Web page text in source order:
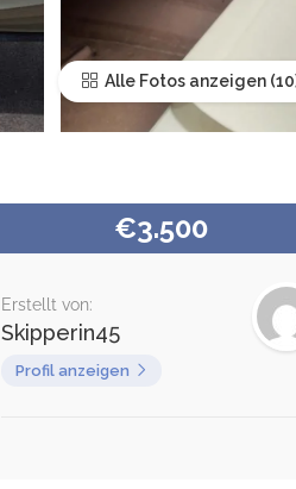
Alle Fotos anzeigen
€3.500
Erstellt von:
Skipperin45
Profil anzeigen